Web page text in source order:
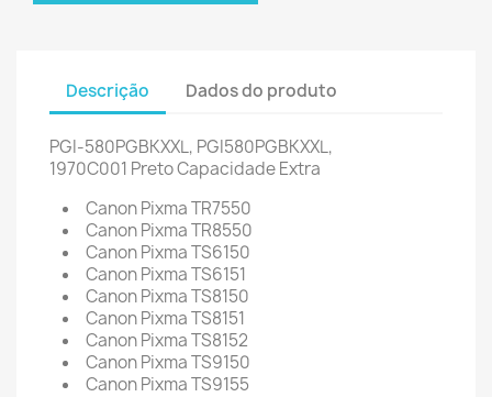
Descrição Dados do produto
PGI-580PGBKXXL, PGI580PGBKXXL,
1970C001 Preto Capacidade Extra
Canon Pixma TR7550
Canon Pixma TR8550
Canon Pixma TS6150
Canon Pixma TS6151
Canon Pixma TS8150
Canon Pixma TS8151
Canon Pixma TS8152
Canon Pixma TS9150
Canon Pixma TS9155